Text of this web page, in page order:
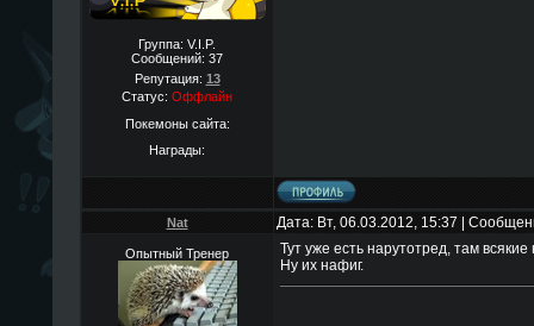
Группа: V.I.P.
Сообщений: 37
Репутация: 13
Статус: Оффлайн
Покемоны сайта:
Награды:
Nat Дата: Вт, 06.03.2012, 15:37 |
Опытный Тренер
Тут уже есть нарутотред, там
Ну их нафиг.